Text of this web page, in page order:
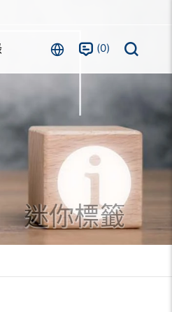
0
迷你標籤